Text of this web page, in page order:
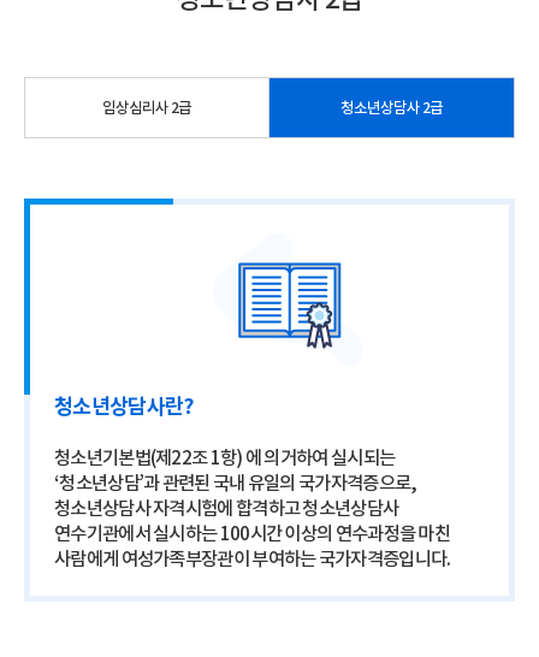
임상심리사 2급 청소년상담사 2급
청소년상담사란?
청소년기본법(제22조 1항) 에 의거하여 실시되는
‘청소년상담’과 관련된 국내 유일의 국가자격증으로,
청소년상담사 자격시험에 합격하고 청소년상담사
연수기관에서 실시하는 100시간 이상의 연수과정을 마친
사람에게 여성가족부장관이 부여하는 국가자격증입니다.